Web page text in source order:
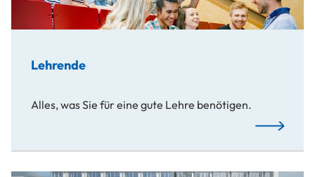
Lehrende
Alles, was Sie für eine gute Lehre benötigen.
Mehr…